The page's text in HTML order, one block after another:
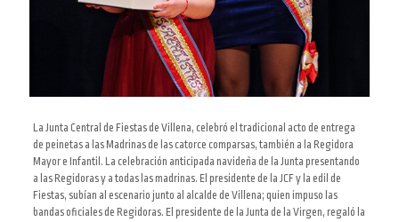
La Junta Central de Fiestas de Villena, celebró el tradicional acto de entrega
de peinetas a las Madrinas de las catorce comparsas, también a la Regidora
Mayor e Infantil. La celebración anticipada navideña de la Junta presentando
a las Regidorasy a todas las madrinas. El presidente de la JCF y la edil de
Fiestas, subían al escenario junto al alcalde de Villena; quien impuso las
bandas oficiales de Regidoras. El presidente de la Junta de la Virgen, regaló la